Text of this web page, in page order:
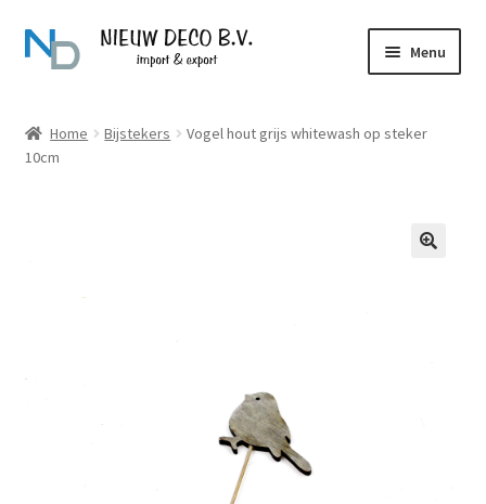
Ga
door
navigatie
Ga
naar
inhoud
Menu
Producten
Home Bijstekers
Vogel hout grijs whitewash op steker
10cm